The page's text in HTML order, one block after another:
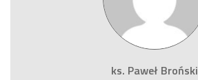
ks. Paweł Broński